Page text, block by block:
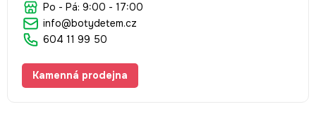
Po - Pá: 9:00 - 17:00
info@botydetem.cz
604 11 99 50
Kamenná prodejna